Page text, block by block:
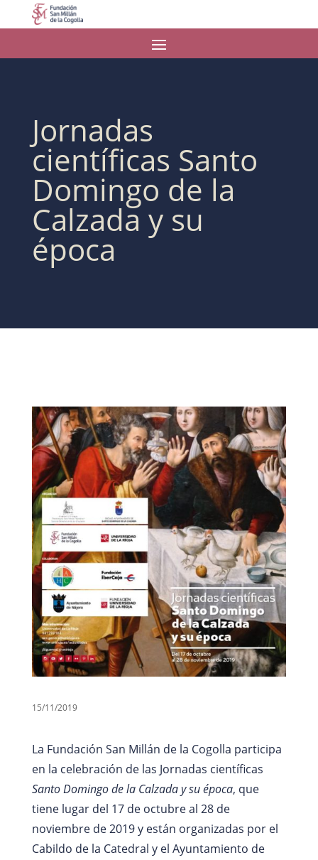
Jornadas
científicas Santo
Domingo de la
Calzada y su
época
15/11/2019
La Fundación San Millán de la Cogolla participa
en la celebración de las Jornadas científicas
Santo Domingo de la Calzada y su época, que
tiene lugar del 17 de octubre al 28 de
noviembre de 2019 y están organizadas por el
Cabildo de la Catedral y el Ayuntamiento de